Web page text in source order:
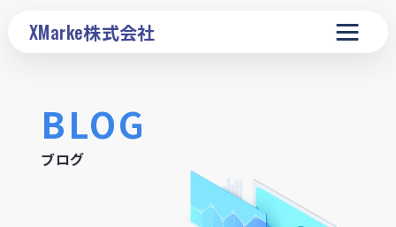
XMarke株式会社
BLOG
ブログ